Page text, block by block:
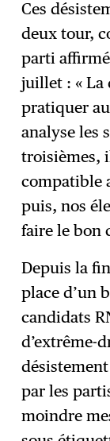
Ces
deux tour,
parti
juillet : « La
pratiquer
analyse les
troisièmes,
compatible
puis, nos
faire le bon
Depuis la
place d’un
candidats
d’extrême-
par les
moindre